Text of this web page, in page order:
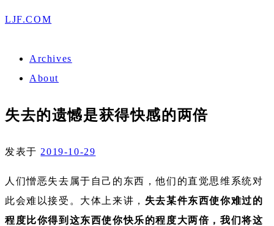
LJF.COM
Archives
About
失去的遗憾是获得快感的两倍
发表于 2019-10-29
人们憎恶失去属于自己的东西，他们的直觉思维系统对
此会难以接受。大体上来讲， 失去某件东西使你难过的
程度比你得到这东西使你快乐的程度大两倍，我们将这